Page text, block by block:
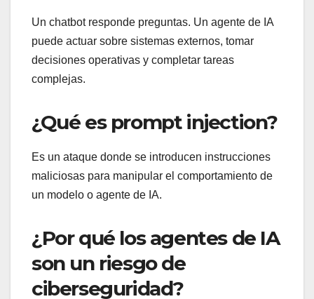
Un chatbot responde preguntas. Un agente de IA
puede actuar sobre sistemas externos, tomar
decisiones operativas y completar tareas
complejas.
¿Qué es prompt injection?
Es un ataque donde se introducen instrucciones
maliciosas para manipular el comportamiento de
un modelo o agente de IA.
¿Por qué los agentes de IA
son un riesgo de
ciberseguridad?